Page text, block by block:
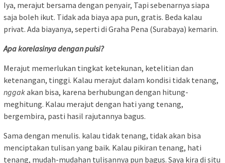
Iya, merajut bersama dengan penyair, Tapi sebenarnya siapa
saja boleh ikut. Tidak ada biaya apa pun, gratis. Beda kalau
privat. Ada biayanya, seperti di Graha Pena (Surabaya) kemarin.
Apa korelasinya dengan puisi?
Merajut memerlukan tingkat ketekunan, ketelitian dan
ketenangan, tinggi. Kalau merajut dalam kondisi tidak tenang,
nggakakan bisa, karena berhubungan dengan hitung-
meghitung. Kalau merajut dengan hati yang tenang,
bergembira, pasti hasil rajutannya bagus.
Sama dengan menulis. kalau tidak tenang, tidak akan bisa
menciptakan tulisan yang baik. Kalau pikiran tenang, hati
tenang, mudah-mudahan tulisannya pun bagus. Saya kira di situ